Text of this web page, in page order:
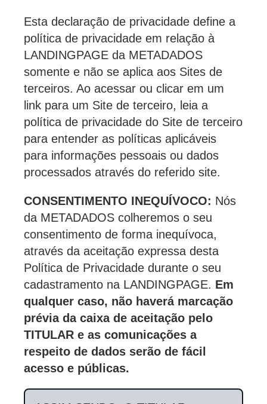
Esta declaração de privacidade define a
política de privacidade em relação à
LANDINGPAGE da METADADOS
somente e não se aplica aos Sites de
terceiros. Ao acessar ou clicar em um
link para um Site de terceiro, leia a
política de privacidade do Site de terceiro
para entender as políticas aplicáveis
para informações pessoais ou dados
processados através do referido site.
CONSENTIMENTO INEQUÍVOCO: Nós
da METADADOS colheremos o seu
consentimento de forma inequívoca,
através da aceitação expressa desta
Política de Privacidade durante o seu
cadastramento na LANDINGPAGE. Em
qualquer caso, não haverá marcação
prévia da caixa de aceitação pelo
TITULAR e as comunicações a
respeito de dados serão de fácil
acesso e públicas.